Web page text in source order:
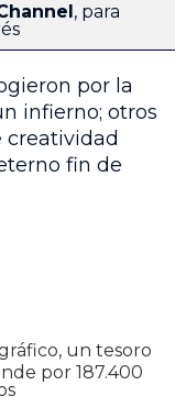
, para
por la
infierno; otros
creatividad
fin de
un tesoro
por 187.400